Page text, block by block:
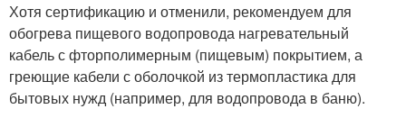
Хотя сертификацию и отменили, рекомендуем для
обогрева пищевого водопровода нагревательный
кабель с фторполимерным (пищевым) покрытием, а
греющие кабели с оболочкой из термопластика для
бытовых нужд (например, для водопровода в баню).